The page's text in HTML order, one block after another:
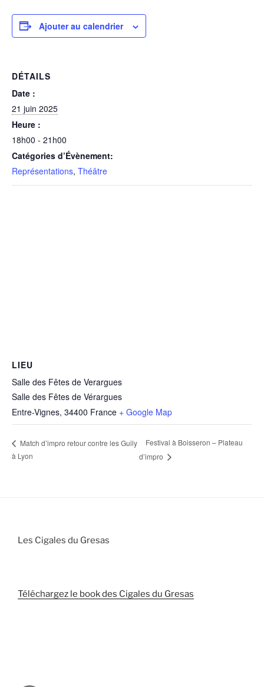
Ajouter au calendrier
DÉTAILS
Date :
21 juin 2025
Heure :
18h00 - 21h00
Catégories d’Évènement:
Représentations, Théâtre
LIEU
Salle des Fêtes de Verargues
Salle des Fêtes de Vérargues
Entre-Vignes, 34400 France + Google Map
Match d’impro retour contre les Guily
à Lyon
Festival à Boisseron – Plateau
d’impro
Les Cigales du Gresas
Téléchargez le book des Cigales du Gresas